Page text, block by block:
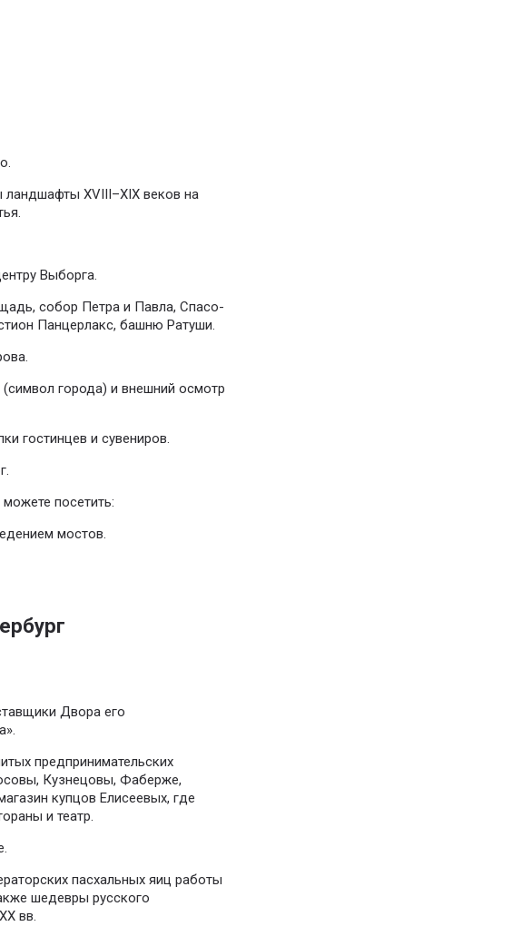
XVIII–XIX веков на
Выборга.
собор Петра и Павла, Спасо-
Панцерлакс, башню Ратуши.
города) и внешний осмотр
гостинцев и сувениров.
посетить:
мостов.
Двора его
предпринимательских
Кузнецовы, Фаберже,
купцов Елисеевых, где
и театр.
пасхальных яиц работы
шедевры русского
вв.